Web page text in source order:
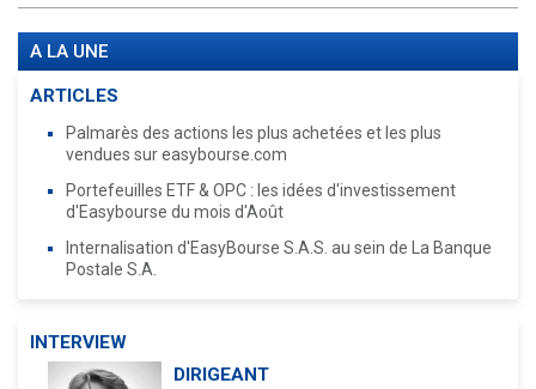
A LA UNE
ARTICLES
Palmarès des actions les plus achetées et les plus
vendues sur easybourse.com
Portefeuilles ETF & OPC : les idées d'investissement
d'Easybourse du mois d'Août
Internalisation d'EasyBourse S.A.S. au sein de La Banque
Postale S.A.
INTERVIEW
DIRIGEANT